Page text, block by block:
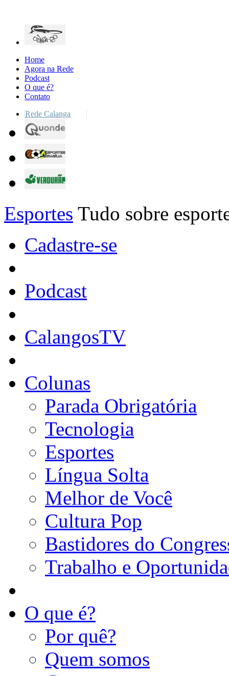
Home
Agora na Rede
Podcast
O que é?
Contato
Rede Calanga
Esportes Tudo sobre
Cadastre-se
Podcast
CalangosTV
Colunas
Parada Obrigatória
Tecnologia
Esportes
Língua Solta
Melhor de Você
Cultura Pop
Bastidores do
Trabalho e
O que é?
Por quê?
Quem somos